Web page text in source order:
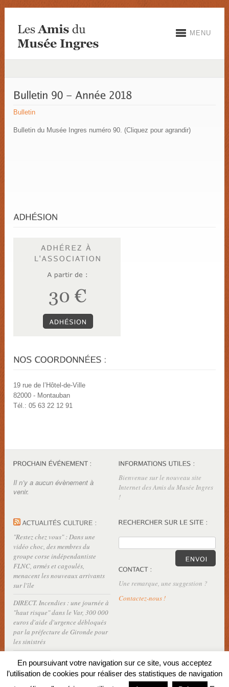
MENU
Bulletin
Bulletin du Musée Ingres numéro 90. (Cliquez pour agrandir)
19 rue de l’Hôtel-de-Ville
82000 - Montauban
Tél.: 05 63 22 12 91
Il n’y a aucun évènement à
venir.
Bienvenue sur le nouveau site
Internet des Amis du Musée Ingres
!
"Restez chez vous" : Dans une
vidéo choc, des membres du
groupe corse indépendantiste
FLNC, armés et cagoulés,
menacent les nouveaux arrivants
sur l'île
DIRECT. Incendies : une journée à
"haut risque" dans le Var, 300 000
euros d'aide d'urgence débloqués
par la préfecture de Gironde pour
les sinistrés
Une remarque, une suggestion ?
Contactez-nous !
En poursuivant votre navigation sur ce site, vous acceptez
l’utilisation de cookies pour réaliser des statistiques de navigation